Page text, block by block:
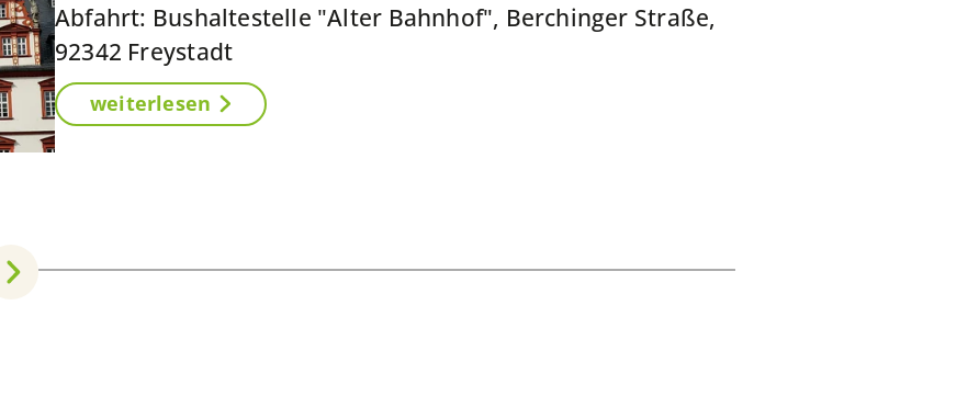
Abfahrt: Bushaltestelle "Alter Bahnhof", Berchinger Straße,
92342 Freystadt
weiterlesen